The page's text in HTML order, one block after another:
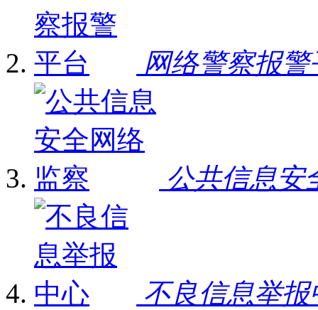
网络警察报警
公共信息安
不良信息举报